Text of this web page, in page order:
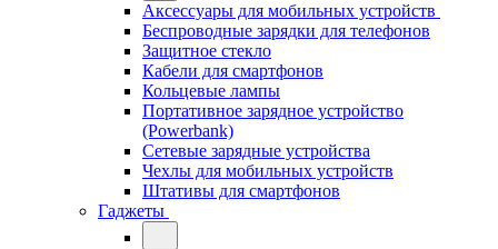
Аксессуары для мобильных устройств
Беспроводные зарядки для телефонов
Защитное стекло
Кабели для смартфонов
Кольцевые лампы
Портативное зарядное устройство
(Powerbank)
Сетевые зарядные устройства
Чехлы для мобильных устройств
Штативы для смартфонов
Гаджеты